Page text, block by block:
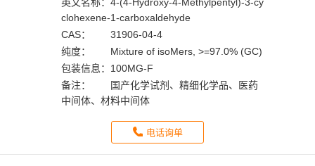
英文名称： 4-(4-Hydroxy-4-Methylpentyl)-3-cy
clohexene-1-carboxaldehyde
CAS：
31906-04-4
纯度：
Mixture of isoMers, >=97.0% (GC)
包装信息： 100MG-F
备注：
国产化学试剂、精细化学品、医药
中间体、材料中间体
电话询单